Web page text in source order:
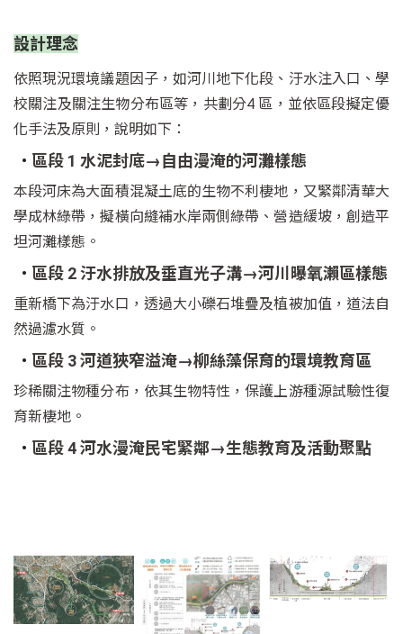
設計理念
依照現況環境議題因子，如河川地下化段、汙水注入口、學
校關注及關注生物分布區等，共劃分4 區，並依區段擬定優
化手法及原則，說明如下：
區段 1 水泥封底→自由漫淹的河灘樣態
本段河床為大面積混凝土底的生物不利棲地，又緊鄰清華大
學成林綠帶，擬橫向縫補水岸兩側綠帶、營造緩坡，創造平
坦河灘樣態。
區段 2 汙水排放及垂直光子溝→河川曝氧瀨區樣態
重新橋下為汙水口，透過大小礫石堆疊及植被加值，道法自
然過濾水質。
區段 3 河道狹窄溢淹→柳絲藻保育的環境教育區
珍稀關注物種分布，依其生物特性，保護上游種源試驗性復
育新棲地。
區段 4 河水漫淹民宅緊鄰→生態教育及活動聚點